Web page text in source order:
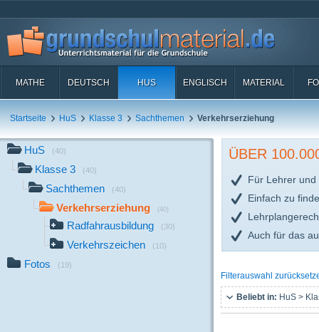
MATHE DEUTSCH HUS ENGLISCH MATERIAL
Startseite HuS Klasse 3 Sachthemen Verkehrserziehung
HuS (40)
Klasse 3 (40)
Sachthemen (40)
Verkehrserziehung (40)
Radfahrausbildung (30)
Verkehrszeichen (10)
Fotos (19)
ÜBER
Für Lehrer und
Einfach zu
Auch für das
Filterauswahl
Beliebt in: HuS >